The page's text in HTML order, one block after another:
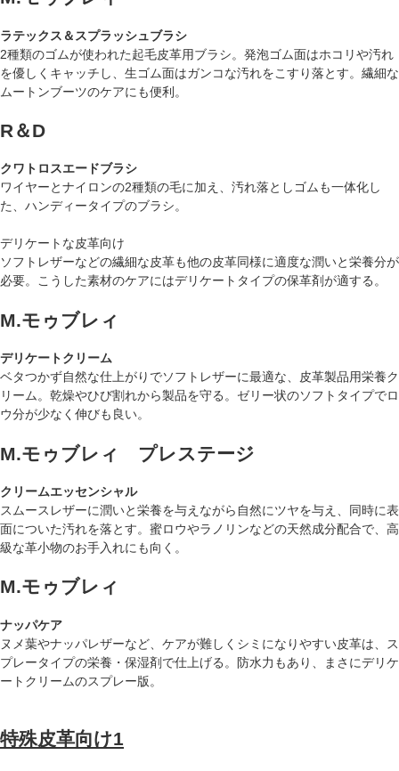
ラテックス＆スプラッシュブラシ
2種類のゴムが使われた起毛皮革用ブラシ。発泡ゴム面はホコリや汚れ
を優しくキャッチし、生ゴム面はガンコな汚れをこすり落とす。繊細な
ムートンブーツのケアにも便利。
R＆D
クワトロスエードブラシ
ワイヤーとナイロンの2種類の毛に加え、汚れ落としゴムも一体化し
た、ハンディータイプのブラシ。
デリケートな皮革向け
ソフトレザーなどの繊細な皮革も他の皮革同様に適度な潤いと栄養分が
必要。こうした素材のケアにはデリケートタイプの保革剤が適する。
M.モゥブレィ
デリケートクリーム
ベタつかず自然な仕上がりでソフトレザーに最適な、皮革製品用栄養ク
リーム。乾燥やひび割れから製品を守る。ゼリー状のソフトタイプでロ
ウ分が少なく伸びも良い。
M.モゥブレィ プレステージ
クリームエッセンシャル
スムースレザーに潤いと栄養を与えながら自然にツヤを与え、同時に表
面についた汚れを落とす。蜜ロウやラノリンなどの天然成分配合で、高
級な革小物のお手入れにも向く。
M.モゥブレィ
ナッパケア
ヌメ葉やナッパレザーなど、ケアが難しくシミになりやすい皮革は、ス
プレータイプの栄養・保湿剤で仕上げる。防水力もあり、まさにデリケ
ートクリームのスプレー版。
特殊皮革向け1